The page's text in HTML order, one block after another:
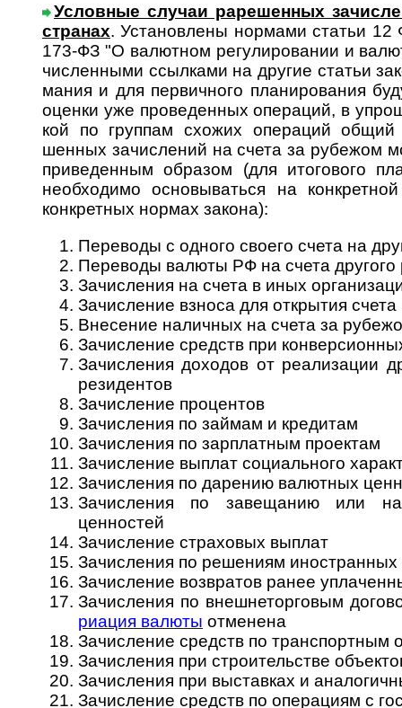
Условные случаи рарешенных
стра­нах. Установ­лены нормами ста­тьи
173-ФЗ "О валют­ном регу­ли­ро­вании и
чис­лен­ны­ми ссыл­ками на другие статьи
мания и для первич­ного пла­ни­ро­ва­ния
оценки уже прове­денных опе­раций, в
кой по груп­пам схожих опе­раций
шенных зачис­лений на счета за рубежом
приве­ден­ным образом (для ито­го­вого
необ­хо­димо осно­вы­ваться на
конк­рет­ных нормах закона):
Переводы с одного своего счета на
Переводы валюты РФ на счета другого
Зачисления на счета в иных
Зачисление взноса для открытия счета
Внесение наличных на счета за
Зачисление средств при
Зачисления доходов от реализации
рези­дентов
Зачисление процентов
Зачисления по займам и кредитам
Зачисления по зарплатным проектам
Зачисление выплат социального
Зачисления по дарению валютных
Зачисления по завещанию или
ценностей
Зачисление страховых выплат
Зачисления по решениям иностранных
Зачисление возвратов ранее
Зачисления по внешнеторговым
риация валюты отме­нена
Зачисление средств по транспортным
Зачисления при строительстве
Зачисления при выставках и
Зачисление средств по операциям с